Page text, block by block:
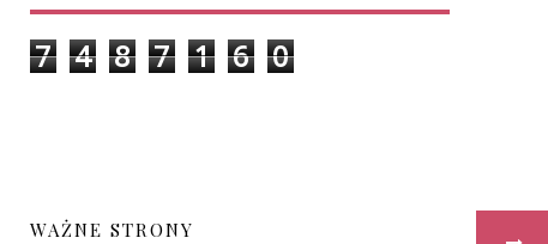
7 4 8 7 1 6 0
WAŻNE STRONY